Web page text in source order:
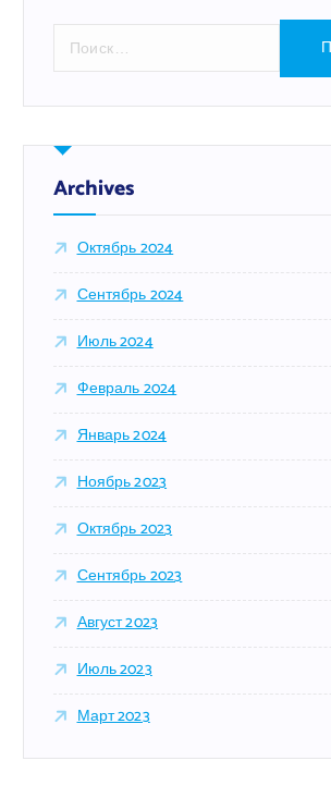
т
:
Archives
Октябрь 2024
Сентябрь 2024
Июль 2024
Февраль 2024
Январь 2024
Ноябрь 2023
Октябрь 2023
Сентябрь 2023
Август 2023
Июль 2023
Март 2023